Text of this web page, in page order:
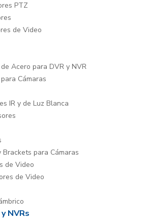
PTZ
de Video
Acero para DVR y NVR
Cámaras
IR y de Luz Blanca
Brackets para Cámaras
de Video
de Video
NVRs